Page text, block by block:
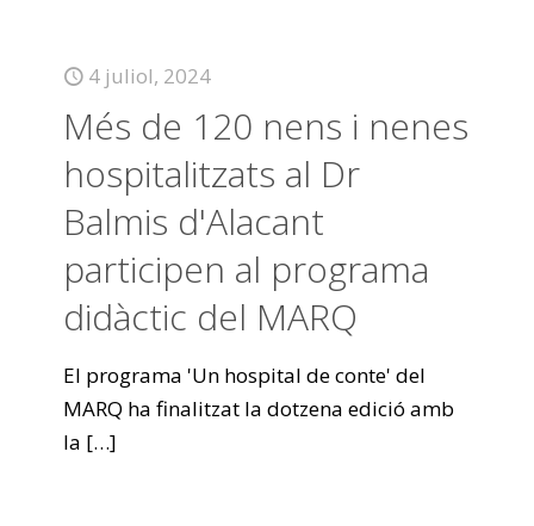
4 juliol, 2024
Més de 120 nens i nenes
hospitalitzats al Dr
Balmis d'Alacant
participen al programa
didàctic del MARQ
El programa 'Un hospital de conte' del
MARQ ha finalitzat la dotzena edició amb
la […]